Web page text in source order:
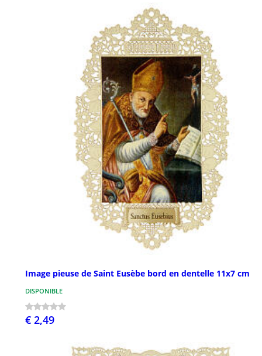
Image pieuse de Saint Eusèbe bord en dentelle 11x7 cm
DISPONIBLE
€ 2,49